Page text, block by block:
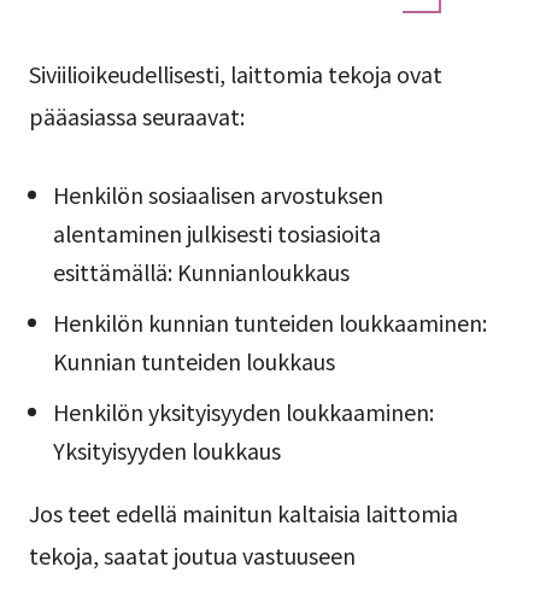
Siviilioikeudellisesti, laittomia tekoja ovat
pääasiassa seuraavat:
Henkilön sosiaalisen arvostuksen
alentaminen julkisesti tosiasioita
esittämällä: Kunnianloukkaus
Henkilön kunnian tunteiden loukkaaminen:
Kunnian tunteiden loukkaus
Henkilön yksityisyyden loukkaaminen:
Yksityisyyden loukkaus
Jos teet edellä mainitun kaltaisia laittomia
tekoja, saatat joutua vastuuseen